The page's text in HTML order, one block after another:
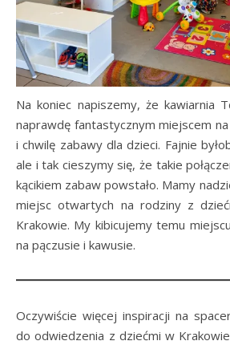
Na koniec napiszemy, że kawiarnia
naprawdę fantastycznym miejscem
i chwilę zabawy dla dzieci. Fajnie
ale i tak cieszymy się, że takie
kącikiem zabaw powstało. Mamy
miejsc otwartych na rodziny z
Krakowie. My kibicujemy temu
na pączusie i kawusie.
Oczywiście więcej inspiracji na
do odwiedzenia z dziećmi w